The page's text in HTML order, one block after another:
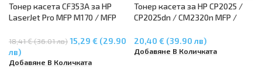
Тонер касета CF353A за HP
LaserJet Pro MFP M170 / MFP
Magenta
18,41 € (36.01 лв)15,29 € (29.90
лв)
Добавяне В Количката
Тонер касета за HP CP2025 /
CP2025dn / CM2320n MFP /
20,40 € (39.90 лв)
Добавяне В Количката